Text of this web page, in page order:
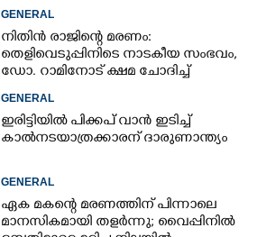
GENERAL
നിതിൻ രാജിന്റെ മരണം:
തെളിവെടുപ്പിനിടെ നാടകീയ സംഭവം,
ഡോ. റാമിനോട് ക്ഷമ ചോദിച്ച്
GENERAL
ഇരിട്ടിയിൽ പിക്കപ് വാൻ ഇടിച്ച്
കാൽനടയാത്രക്കാരന് ദാരുണാന്ത്യം
GENERAL
ഏക മകന്റെ മരണത്തിന് പിന്നാലെ
മാനസികമായി തളർന്നു; വൈപ്പിനിൽ